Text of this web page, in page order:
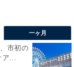
一ヶ月
市初の
...